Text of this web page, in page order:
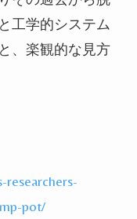
工学的システム
、楽観的な見方
researchers-
pot/